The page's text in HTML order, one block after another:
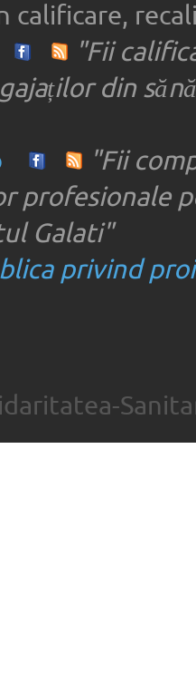
calificare,
"Fii
din
"Fii
profesionale
Galati"
privind